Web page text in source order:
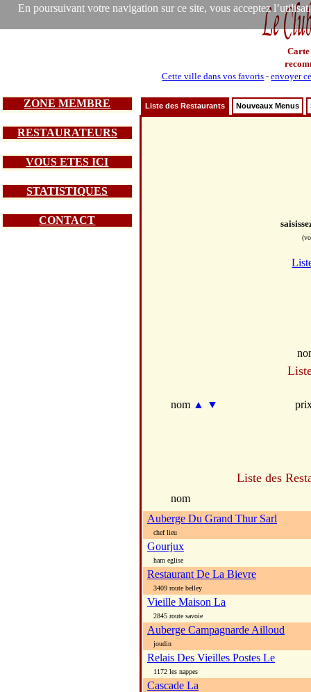
En poursuivant votre navigation sur ce site, vous acceptez
Carte
Cette ville dans vos favoris -envoyer
ZONE MEMBRE
RESTAURATEURS
VOUS ETES ICI
STATISTIQUES
CONTACT
Liste des Restaurants Nouveaux Menus
nom ▲ ▼
Liste des
nom
Auberge Du Grand Thur Sarl
chef lieu
Gourjux
ham eglise
Restaurant De La Bievre
3409 route belley
Vieille Maison La
2845 route savoie
Auberge Campagnarde Ailloud
joudin
Relais Des Vieilles Postes Le
1172 les nappes
Cascade La